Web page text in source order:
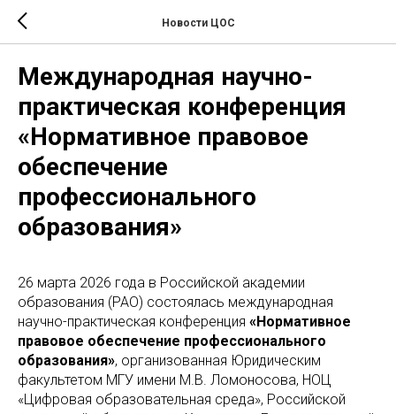
Новости ЦОС
Международная научно-
практическая конференция
«Нормативное правовое
обеспечение
профессионального
образования»
26 марта 2026 года в Российской академии
образования (РАО) состоялась международная
научно-практическая конференция «Нормативное
правовое обеспечение профессионального
образования», организованная Юридическим
факультетом МГУ имени М.В. Ломоносова, НОЦ
«Цифровая образовательная среда», Российской